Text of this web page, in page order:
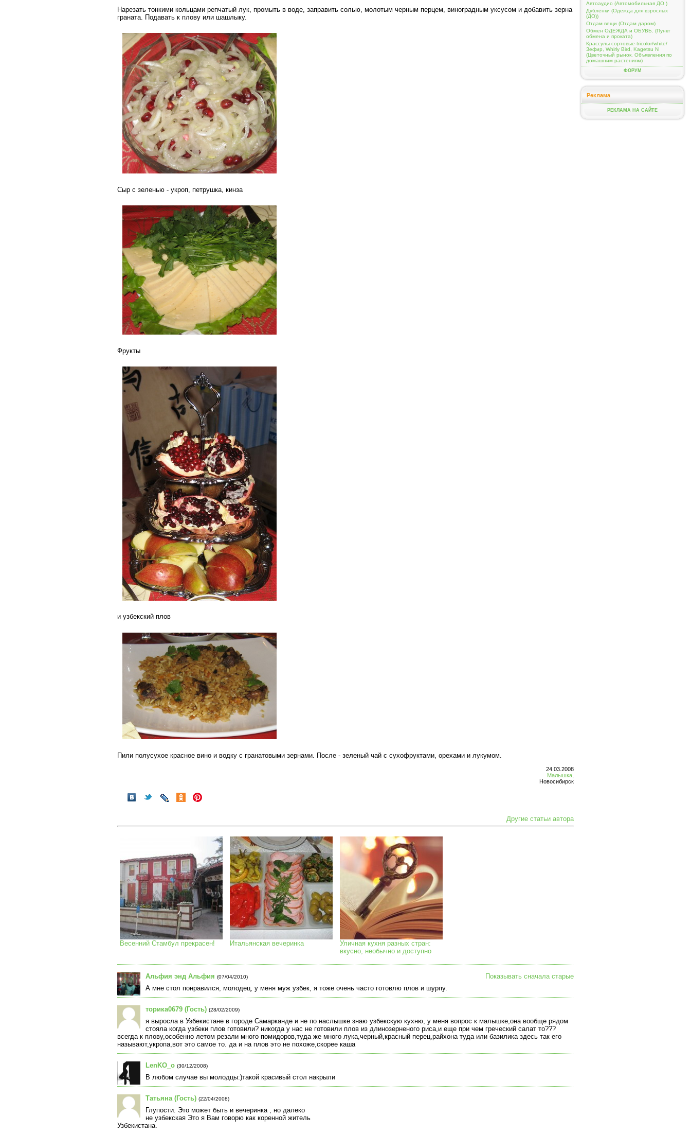
Нарезать тонкими кольцами репчатый лук, промыть в воде, заправить солью, молотым черным перцем, виноградным уксусом и добавить зерна
граната. Подавать к плову или шашлыку.
Сыр с зеленью - укроп, петрушка, кинза
Фрукты
и узбекский плов
Пили полусухое красное вино и водку с гранатовыми зернами. После - зеленый чай с сухофруктами, орехами и лукумом.
24.03.2008
Малышка
Новосибирск
Другие статьи автора
Весенний Стамбул прекрасен! Итальянская вечеринка
Уличная кухня разных стран:
вкусно, необычно и доступно
Показывать сначала старые
Альфия энд Альфия (07/04/2010)
А мне стол понравился, молодец, у меня муж узбек, я тоже очень часто готовлю плов и шурпу.
торика0679 (Гость) (28/02/2009)
я выросла в Узбекистане в городе Самарканде и не по наслышке знаю узбекскую кухню, у меня вопрос к малышке,она вообще рядом
стояла когда узбеки плов готовили? никогда у нас не готовили плов из длинозерненого риса,и еще при чем греческий салат то???
всегда к плову,особенно летом резали много помидоров,туда же много лука,черный,красный перец,райхона туда или базилика здесь так его
называют,укропа,вот это самое то. да и на плов это не похоже,скорее каша
LenKO_o (30/12/2008)
В любом случае вы молодцы:)такой красивый стол накрыли
Татьяна (Гость) (22/04/2008)
Глупости. Это может быть и вечеринка , но далеко
не узбекская Это я Вам говорю как коренной житель
Узбекистана.
Автоаудио (Автомобильная ДО )
Дублёнки (Одежда для взрослых
(ДО))
Отдам вещи (Отдам даром)
Обмен ОДЕЖДА и ОБУВЬ. (Пункт
обмена и проката)
Крассулы сортовые-tricolor/white/
Зефир, Whirly Bird, Kagetsu N
(Цветочный рынок. Объявления по
домашним растениям)
ФОРУМ
Реклама
РЕКЛАМА НА САЙТЕ